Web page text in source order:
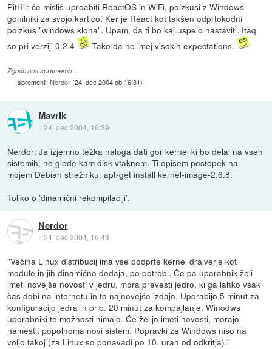
PitHil: če misliš uproabiti ReactOS in WiFi, poizkusi z Windows
gonilniki za svojo kartico. Ker je React kot takšen odprtokodni
poizkus "windows klona". Upam, da ti bo kaj uspelo nastaviti. Itaq
so pri verziji 0.2.4
Tako da ne imej visokih expectations.
Zgodovina sprememb…
spremenil:Nerdor(24. dec 2004 ob 16:31)
Mavrik
::24. dec 2004, 16:39
Nerdor: Ja izjemno težka naloga dati gor kernel ki bo delal na vseh
sistemih, ne glede kam disk vtaknem. Ti opišem postopek na
mojem Debian strežniku: apt-get install kernel-image-2.6.8.
Toliko o 'dinamični rekompilaciji'.
Nerdor
::24. dec 2004, 16:43
"Večina Linux distribucij ima vse podprte kernel drajverje kot
module in jih dinamično dodaja, po potrebi. Če pa uporabnik želi
imeti novejše novosti v jedru, mora prevesti jedro, ki ga lahko vsak
čas dobi na internetu in to najnovejšo izdajo. Uporabijo 5 minut za
konfiguracijo jedra in prib. 20 minut za kompajlanje. Winodws
uporabniki te možnosti nimajo. Če želijo imeti novosti, morajo
namestit popolnoma novi sistem. Popravki za Windows niso na
voljo takoj (za Linux so ponavadi po 10. urah od odkritja)."